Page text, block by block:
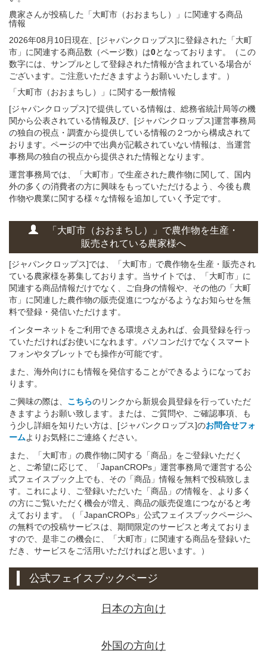
農家さんが投稿した「大町市（おおまちし）」 に関連する商品
情報
2026年08月10日現在、[ジャパンクロップス]に登録された「大町
市」に関連する商品数（ページ数）は0となっております。（この
数字には、サンプルとして登録された情報が含まれている場合が
ございます。ご注意いただきますようお願いいたします。）
「大町市（おおまちし）」 に関する一般情報
[ジャパンクロップス]で提供している情報は、総務省統計局等の機
関から公表されている情報及び、[ジャパンクロップス]運営事務局
の独自の視点・調査から提供している情報の２つから構成されて
おります。ページの中で出典が記載されていない情報は、当運営
事務局の独自の視点から提供された情報となります。
運営事務局では、「大町市」で生産された農作物に関して、国内
外の多くの消費者の方に興味をもっていただけるよう、今後も農
作物や農業に関する様々な情報を追加していく予定です。
「大町市（おおまちし）」 で農作物を生産・
販売されている農家様へ
[ジャパンクロップス]では、「大町市」で農作物を生産・販売され
ている農家様を募集しております。当サイトでは、「大町市」に
関連する商品情報だけでなく、ご自身の情報や、その他の「大町
市」に関連した農作物の販売促進につながるようなお知らせを無
料で登録・発信いただけます。
インターネットをご利用できる環境さえあれば、会員登録を行っ
ていただければお使いになれます。パソコンだけでなくスマート
フォンやタブレットでも操作が可能です。
また、海外向けにも情報を発信することができるようになってお
ります。
ご興味の際は、 こちらのリンクから新規会員登録を行っていただ
きますようお願い致します。または、ご質問や、ご確認事項、も
う少し詳細を知りたい方は、[ジャパンクロップス]のお問合せフォ
ームよりお気軽にご連絡ください。
また、「大町市」の農作物に関する「商品」をご登録いただく
と、ご希望に応じて、「JapanCROPs」運営事務局で運営する公
式フェイスブック上でも、その「商品」情報を無料で投稿致しま
す。これにより、ご登録いただいた「商品」の情報を、より多く
の方にご覧いただく機会が増え、商品の販売促進につながると考
えております。（「JapanCROPs」公式フェイスブックページへ
の無料での投稿サービスは、期間限定のサービスと考えておりま
すので、是非この機会に、「大町市」に関連する商品を登録いた
だき、サービスをご活用いただければと思います。）
公式フェイスブックページ
日本の方向け
外国の方向け